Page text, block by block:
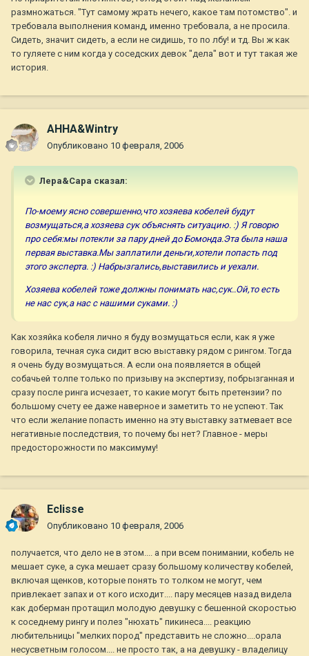
размножаться. "Тут самому жрать нечего, какое там потомство". и
требовала выполнения команд, именно требовала, а не просила.
Сидеть, значит сидеть, а если не сидишь, то по лбу! и тд. Вы ж как
то гуляете с ним когда у соседских девок "дела" вот и тут такая же
история.
AHHA&Wintry
Опубликовано 10 февраля, 2006
Лера&Сара сказал:
По-моему ясно совершенно,что хозяева кобелей будут
возмущаться,а хозяева сук объяснять ситуацию. :) Я говорю
про себя:мы потекли за пару дней до Бомонда.Эта была наша
первая выставка.Мы заплатили деньги,хотели попасть под
этого эксперта. :) Набрызгались,выставились и уехали.
Хозяева кобелей тоже должны понимать нас,сук..Ой,то есть
не нас сук,а нас с нашими суками. :)
Как хозяйка кобеля лично я буду возмущаться если, как я уже
говорила, течная сука сидит всю выставку рядом с рингом. Тогда
я очень буду возмущаться. А если она появляется в общей
собачьей толпе только по призыву на экспертизу, побрызганная и
сразу после ринга исчезает, то какие могут быть претензии? по
большому счету ее даже наверное и заметить то не успеют. Так
что если желание попасть именно на эту выставку затмевает все
негативные последствия, то почему бы нет? Главное - меры
предосторожности по максимуму!
Eclisse
Опубликовано 10 февраля, 2006
получается, что дело не в этом.... а при всем понимании, кобель не
мешает суке, а сука мешает сразу большому количеству кобелей,
включая щенков, которые понять то толком не могут, чем
привлекает запах и от кого исходит.... пару месяцев назад видела
как доберман протащил молодую девушку с бешенной скоростью
к соседнему рингу и полез "нюхать" пикинеса.... реакцию
любительницы "мелких пород" представить не сложно....орала
несусветным голосом.... не просто так, а на девушку - владелицу